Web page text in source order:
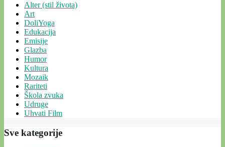
Alter (stil života)
Art
DoliYoga
Edukacija
Emisije
Glazba
Humor
Kultura
Mozaik
Rariteti
Škola zvuka
Udruge
Uhvati Film
Sve kategorije